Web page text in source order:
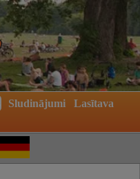
Sludinājumi
Lasītava